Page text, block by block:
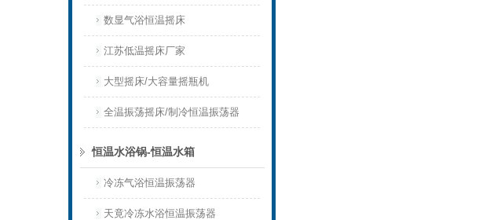
数显气浴恒温摇床
江苏低温摇床厂家
大型摇床/大容量摇瓶机
全温振荡摇床/制冷恒温振荡器
恒温水浴锅-恒温水箱
冷冻气浴恒温振荡器
天竟冷冻水浴恒温振荡器